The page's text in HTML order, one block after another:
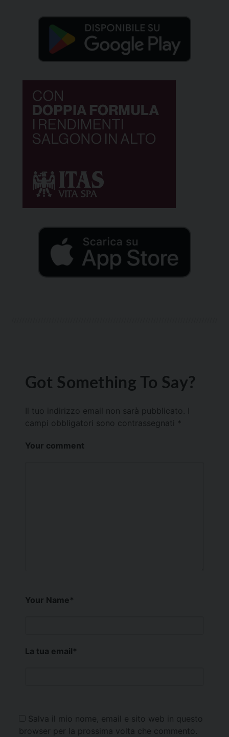
Got Something To Say?
Il tuo indirizzo email non sarà pubblicato.
campi obbligatori sono contrassegnati *
Your comment
Your Name*
La tua email*
Salva il mio nome, email e sito web in questo
browser per la prossima volta che commento.